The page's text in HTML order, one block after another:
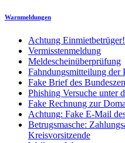
Warnmeldungen
Achtung Einmietbetrüger!
Vermisstenmeldung
Meldescheinüberprüfung
Fahndungsmitteilung der
Fake Brief des
Phishing Versuche unter
Fake Rechnung zur
Achtung: Fake E-Mail
Betrugsmasche:
Kreisvorsitzende